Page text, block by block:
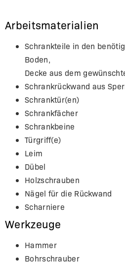
Arbeitsmaterialien
Schrankteile in den
Boden,
Decke aus dem
Schrankrückwand aus
Schranktür(en)
Schrankfächer
Schrankbeine
Türgriff(e)
Leim
Dübel
Holzschrauben
Nägel für die Rückwand
Scharniere
Werkzeuge
Hammer
Bohrschrauber